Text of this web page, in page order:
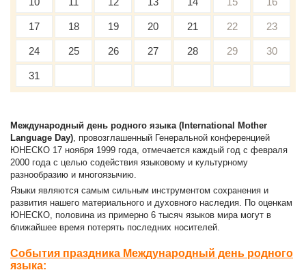
17 18 19 20 21 22 23
24 25 26 27 28 29 30
31
Международный день родного языка (International Mother
Language Day), провозглашенный Генеральной конференцией
ЮНЕСКО 17 ноября 1999 года, отмечается каждый год с февраля
2000 года с целью содействия языковому и культурному
разнообразию и многоязычию.
Языки являются самым сильным инструментом сохранения и
развития нашего материального и духовного наследия. По оценкам
ЮНЕСКО, половина из примерно 6 тысяч языков мира могут в
ближайшее время потерять последних носителей.
События праздника Международный день родного
языка: